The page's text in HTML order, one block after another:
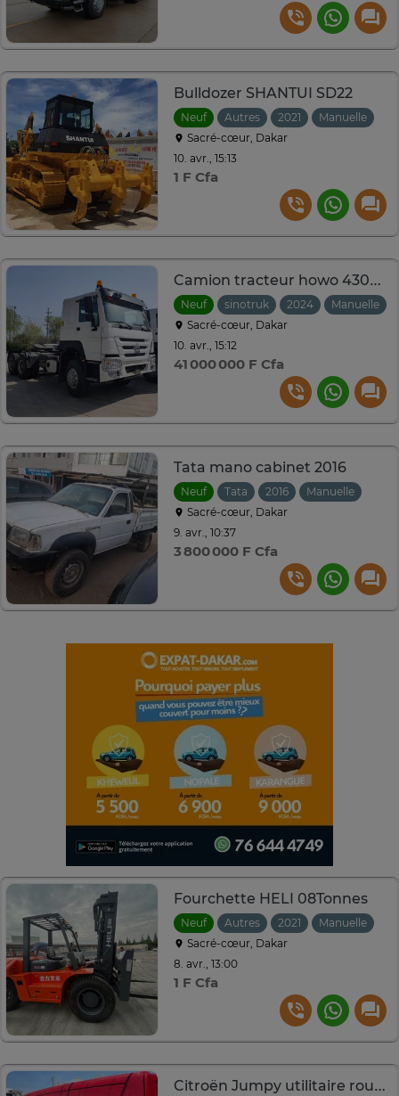
Bulldozer SHANTUI SD22
Neuf Autres 2021
Manuelle
Sacré-cœur, Dakar
10. avr., 15:13
1 F Cfa
Camion tracteur howo 430hp
Neuf sinotruk 2024
Manuelle
Sacré-cœur, Dakar
10. avr., 15:12
41 000 000 F Cfa
Tata mano cabinet 2016
Neuf Tata 2016
Manuelle
Sacré-cœur, Dakar
9. avr., 10:37
3 800 000 F Cfa
Fourchette HELI 08Tonnes
Neuf Autres 2021
Manuelle
Sacré-cœur, Dakar
8. avr., 13:00
1 F Cfa
Citroën Jumpy utilitaire rouge manuel climatisé